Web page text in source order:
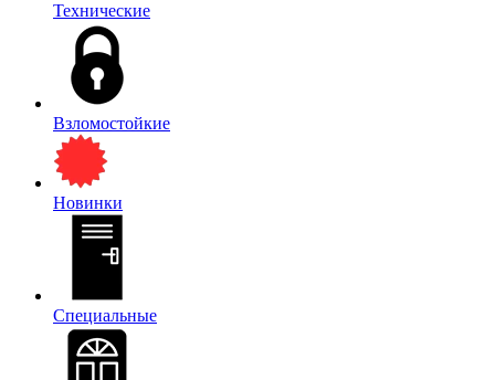
Технические
Взломостойкие
Новинки
Специальные